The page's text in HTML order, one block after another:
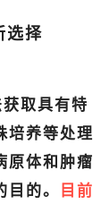
选择
取具有特
培养等处理
原体和肿瘤
的。
目前